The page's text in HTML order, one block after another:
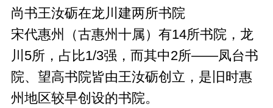
尚书王汝砺在龙川建两所书院
宋代惠州（古惠州十属）有14所书院，龙
川5所，占比1/3强，而其中2所——凤台书
院、望高书院皆由王汝砺创立，是旧时惠
州地区较早创设的书院。